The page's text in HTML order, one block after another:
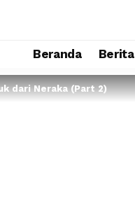
Beranda Berita
dari Neraka (Part 2)